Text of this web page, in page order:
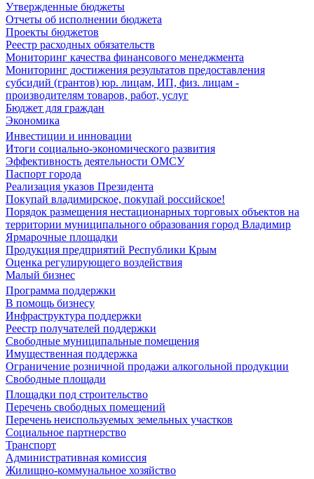
Утвержденные бюджеты
Отчеты об исполнении бюджета
Проекты бюджетов
Реестр расходных обязательств
Мониторинг качества финансового менеджмента
Мониторинг достижения результатов предоставления
субсидий (грантов) юр. лицам, ИП, физ. лицам -
производителям товаров, работ, услуг
Бюджет для граждан
Экономика
Инвестиции и инновации
Итоги социально-экономического развития
Эффективность деятельности ОМСУ
Паспорт города
Реализация указов Президента
Покупай владимирское, покупай российское!
Порядок размещения нестационарных торговых объектов на
территории муниципального образования город Владимир
Ярмарочные площадки
Продукция предприятий Республики Крым
Оценка регулирующего воздействия
Малый бизнес
Программа поддержки
В помощь бизнесу
Инфраструктура поддержки
Реестр получателей поддержки
Свободные муниципальные помещения
Имущественная поддержка
Ограничение розничной продажи алкогольной продукции
Свободные площади
Площадки под строительство
Перечень свободных помещений
Перечень неиспользуемых земельных участков
Социальное партнерство
Транспорт
Административная комиссия
Жилищно-коммунальное хозяйство